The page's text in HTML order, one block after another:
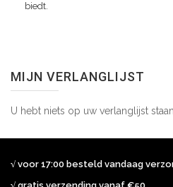
biedt.
MIJN VERLANGLIJST
U hebt niets op uw verlanglijst staan.
√ voor 17:00 besteld vandaag